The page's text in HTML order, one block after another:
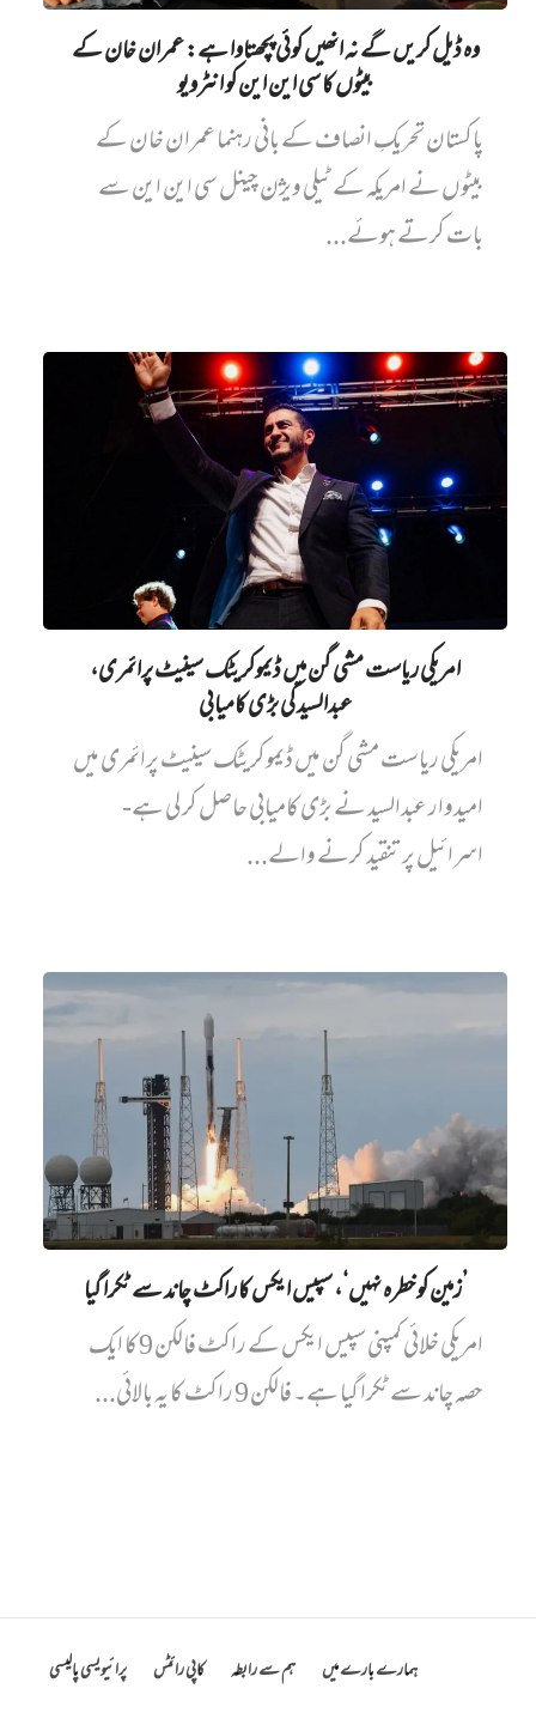
وہ ڈیل کریں گے نہ انھیں کوئی پچھتاوا ہے: عمران خان کے
بیٹوں کا سی این این کو انٹرویو
پاکستان تحریکِ انصاف کے بانی رہنما عمران خان کے
بیٹوں نے امریکہ کے ٹیلی ویژن چینل سی این این سے
بات کرتے ہوئے...
امریکی ریاست مشی گن میں ڈیموکریٹک سینیٹ پرائمری،
عبدالسید کی بڑی کامیابی
امریکی ریاست مشی گن میں ڈیموکریٹک سینیٹ پرائمری میں‌
امیدوار عبدالسید نے بڑی کامیابی حاصل کر لی ہے-
اسرائیل پر تنقید کرنے والے...
’زمین کو خطرہ نہیں‘، سپیس ایکس کا راکٹ چاند سے ٹکرا گیا
امریکی خلائی کمپنی سپیس ایکس کے راکٹ فالکن 9 کا ایک
حصہ چاند سے ٹکرا گیا ہے۔ فالکن 9 راکٹ کا یہ بالائی...
ہمارے بارے میں ہم سے رابطہ کاپی رائٹس پرائیویسی پالیسی